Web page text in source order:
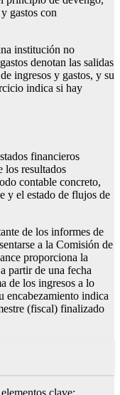
gastos con
institución no
denotan las salidas
ingresos y gastos, y su
indica si hay
financieros
los resultados
contable concreto,
y el estado de flujos de
de los informes de
a la Comisión de
proporciona la
partir de una fecha
de los ingresos a lo
encabezamiento indica
(fiscal) finalizado
clave: